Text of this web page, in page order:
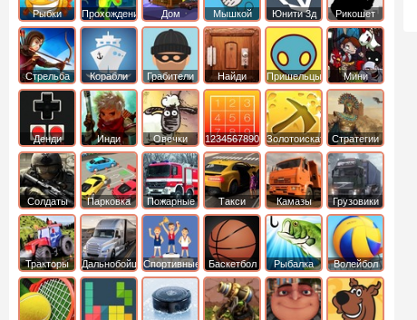
Рыбки Прохождение Дом Мышкой Юнити 3д Рикошет
Cтрельба
из лука
Корабли Грабители
Найди
выход
Пришельцы Мини
Денди Инди
Овечки
идут домой
1234567890 ЗолотоискательСтратегии
Солдаты
Парковка
машин
Пожарные
машины
Такси Камазы Грузовики
Тракторы ДальнобойщикиСпортивные Баскетбол Рыбалка Волейбол